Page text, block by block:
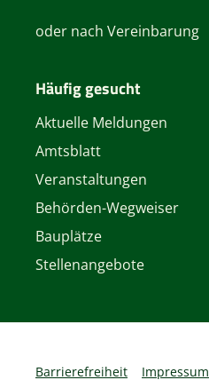
oder nach Vereinbarung
Häufig gesucht
Aktuelle Meldungen
Amtsblatt
Veranstaltungen
Behörden-Wegweiser
Bauplätze
Stellenangebote
Barrierefreiheit Impressum